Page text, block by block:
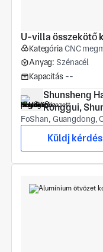
U-villa összekötő
KategóriaCNC
Anyag: Szénacél
Kapacitás --
Shunsheng
Ronggui,
FoShan, Guangdong,
Küldj